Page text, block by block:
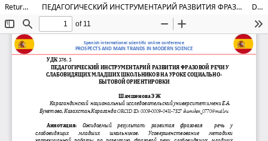
Return to Article Details ПЕДАГОГИЧЕСКИЙ ИНСТРУМЕНТАРИЙ РАЗВИТИЯ ФРАЗОВОЙ РЕЧИ У СЛАБОВИДЯЩИХ МЛАДШИХ ШКОЛЬНИКОВ НА УРОКЕ СОЦИАЛЬНО-БЫТОВОЙ ОРИЕНТИРОВКИ Download